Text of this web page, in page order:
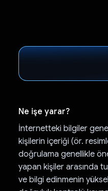
Ne işe yarar?
İnternetteki bilgiler
kişilerin içeriği (ör.
doğrulama genellikle
yapan kişiler arasında
ve bilgi edinmenin